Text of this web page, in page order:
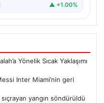
▲ +1.00%
Yönelik Sıcak Yaklaşımı
Inter Miami’nin geri
yangın söndürüldü